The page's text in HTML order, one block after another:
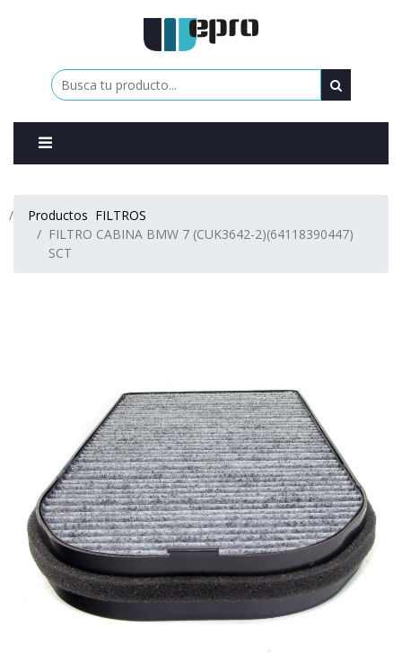
Productos FILTROS
FILTRO CABINA BMW 7 (CUK3642-2)(64118390447)
SCT